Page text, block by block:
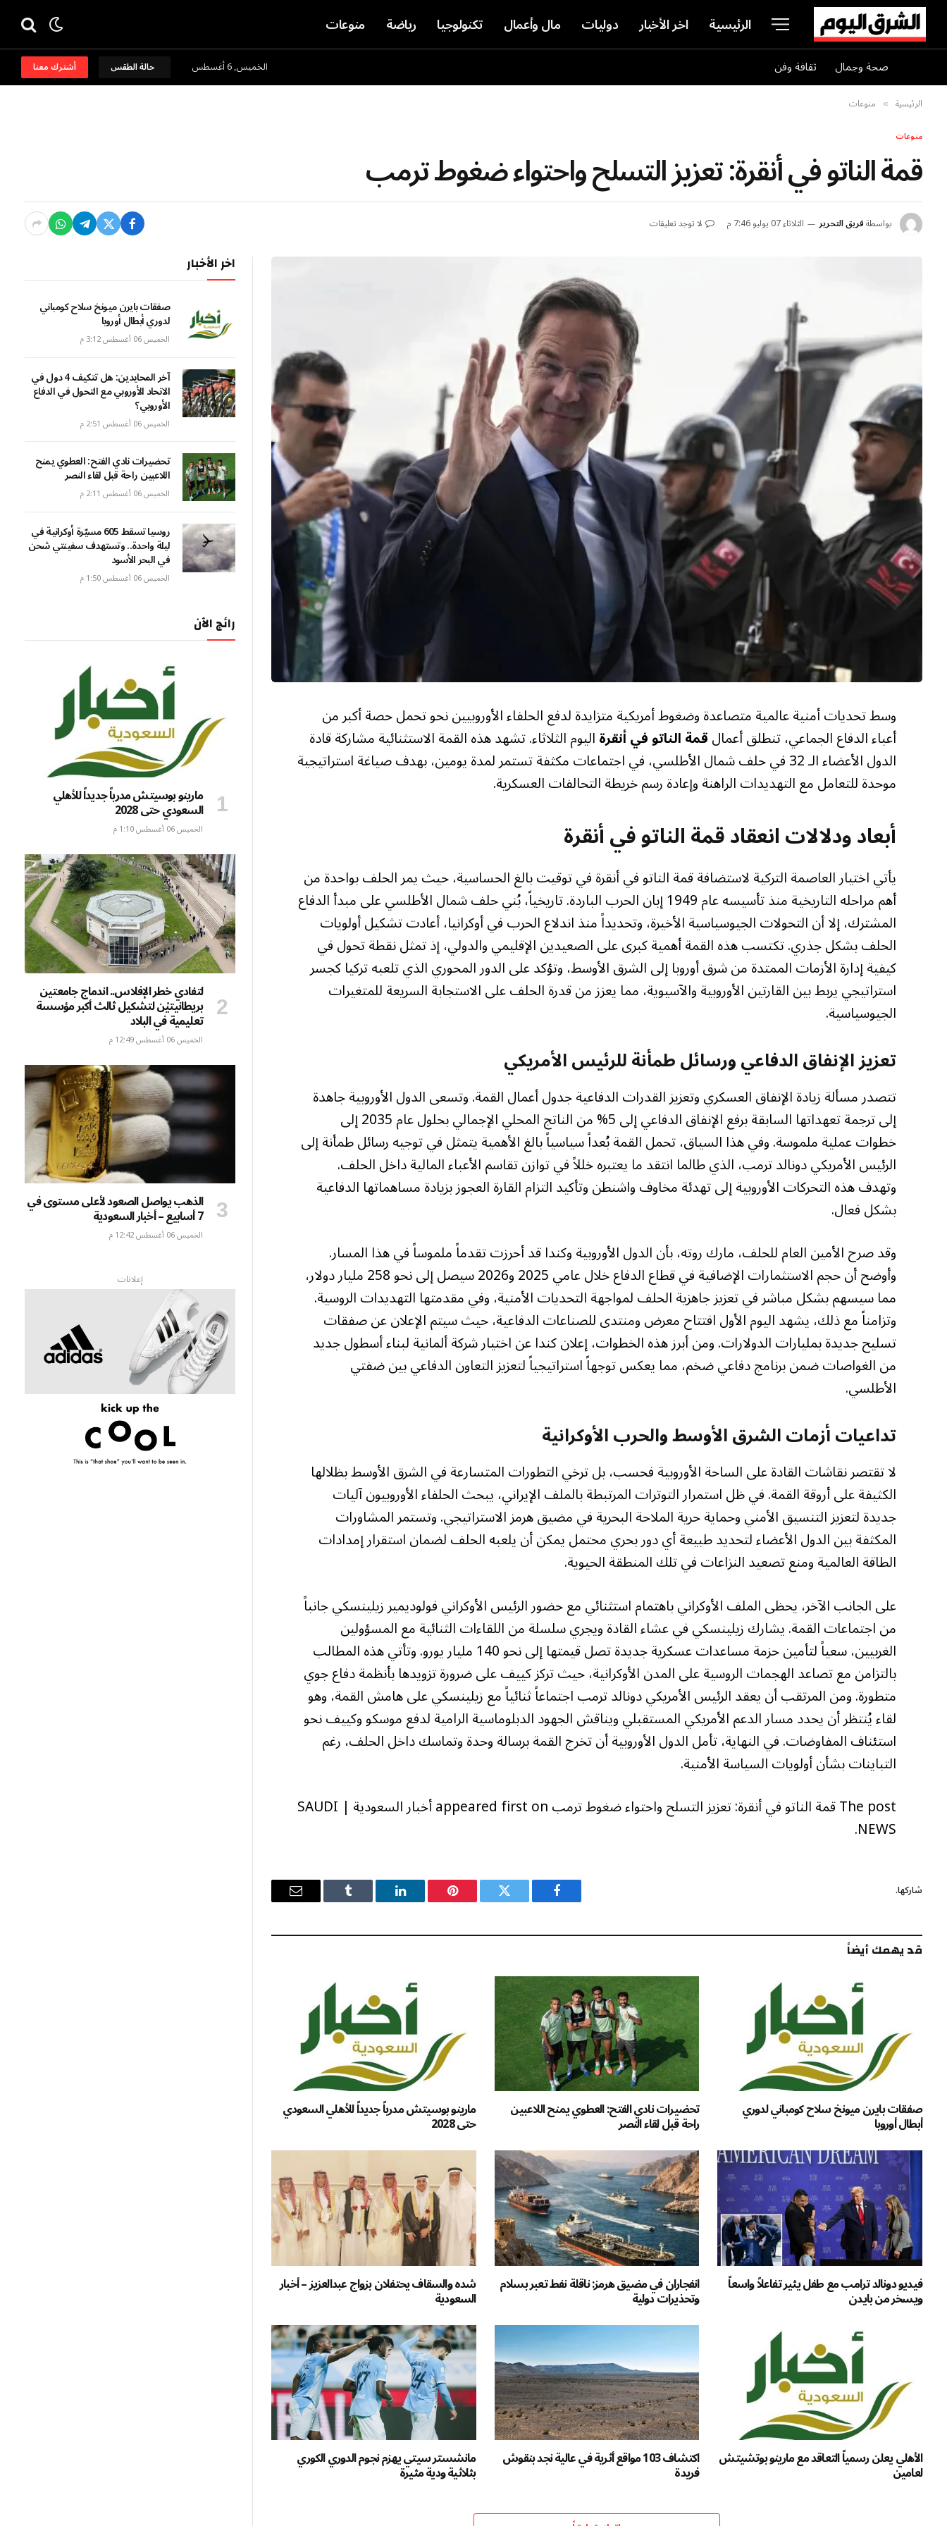
الرئيسية اخر الأخبار دوليات مال وأعمال تكنولوجيا رياضة منوعات
صحة وجمال ثقافة وفن الخميس, 6 أغسطس حالة الطقس أشترك معنا
الرئيسية » منوعات
منوعات
قمة الناتو في أنقرة: تعزيز التسلح واحتواء ضغوط ترمب
بواسطةفريق التحرير الثلاثاء 07 يوليو 7:46 م لا توجد تعليقات
وسط تحديات أمنية عالمية متصاعدة وضغوط أمريكية متزايدة لدفع الحلفاء الأوروبيين نحو تحمل حصة أكبر من
أعباء الدفاع الجماعي، تنطلق أعمالقمة الناتو في أنقرةاليوم الثلاثاء. تشهد هذه القمة الاستثنائية مشاركة قادة
الدول الأعضاء الـ 32 في حلف شمال الأطلسي، في اجتماعات مكثفة تستمر لمدة يومين، بهدف صياغة استراتيجية
موحدة للتعامل مع التهديدات الراهنة وإعادة رسم خريطة التحالفات العسكرية.
أبعاد ودلالات انعقاد قمة الناتو في أنقرة
يأتي اختيار العاصمة التركية لاستضافة قمة الناتو في أنقرة في توقيت بالغ الحساسية، حيث يمر الحلف بواحدة من
أهم مراحله التاريخية منذ تأسيسه عام 1949 إبان الحرب الباردة. تاريخياً، بُني حلف شمال الأطلسي على مبدأ الدفاع
المشترك، إلا أن التحولات الجيوسياسية الأخيرة، وتحديداً منذ اندلاع الحرب في أوكرانيا، أعادت تشكيل أولويات
الحلف بشكل جذري. تكتسب هذه القمة أهمية كبرى على الصعيدين الإقليمي والدولي، إذ تمثل نقطة تحول في
كيفية إدارة الأزمات الممتدة من شرق أوروبا إلى الشرق الأوسط، وتؤكد على الدور المحوري الذي تلعبه تركيا كجسر
استراتيجي يربط بين القارتين الأوروبية والآسيوية، مما يعزز من قدرة الحلف على الاستجابة السريعة للمتغيرات
الجيوسياسية.
تعزيز الإنفاق الدفاعي ورسائل طمأنة للرئيس الأمريكي
تتصدر مسألة زيادة الإنفاق العسكري وتعزيز القدرات الدفاعية جدول أعمال القمة. وتسعى الدول الأوروبية جاهدة
إلى ترجمة تعهداتها السابقة برفع الإنفاق الدفاعي إلى 5% من الناتج المحلي الإجمالي بحلول عام 2035 إلى
خطوات عملية ملموسة. وفي هذا السياق، تحمل القمة بُعداً سياسياً بالغ الأهمية يتمثل في توجيه رسائل طمأنة إلى
الرئيس الأمريكي دونالد ترمب، الذي طالما انتقد ما يعتبره خللاً في توازن تقاسم الأعباء المالية داخل الحلف.
وتهدف هذه التحركات الأوروبية إلى تهدئة مخاوف واشنطن وتأكيد التزام القارة العجوز بزيادة مساهماتها الدفاعية
بشكل فعال.
وقد صرح الأمين العام للحلف، مارك روته، بأن الدول الأوروبية وكندا قد أحرزت تقدماً ملموساً في هذا المسار.
وأوضح أن حجم الاستثمارات الإضافية في قطاع الدفاع خلال عامي 2025 و2026 سيصل إلى نحو 258 مليار دولار،
مما سيسهم بشكل مباشر في تعزيز جاهزية الحلف لمواجهة التحديات الأمنية، وفي مقدمتها التهديدات الروسية.
وتزامناً مع ذلك، يشهد اليوم الأول افتتاح معرض ومنتدى للصناعات الدفاعية، حيث سيتم الإعلان عن صفقات
تسليح جديدة بمليارات الدولارات. ومن أبرز هذه الخطوات، إعلان كندا عن اختيار شركة ألمانية لبناء أسطول جديد
من الغواصات ضمن برنامج دفاعي ضخم، مما يعكس توجهاً استراتيجياً لتعزيز التعاون الدفاعي بين ضفتي
الأطلسي.
تداعيات أزمات الشرق الأوسط والحرب الأوكرانية
لا تقتصر نقاشات القادة على الساحة الأوروبية فحسب، بل ترخي التطورات المتسارعة في الشرق الأوسط بظلالها
الكثيفة على أروقة القمة. في ظل استمرار التوترات المرتبطة بالملف الإيراني، يبحث الحلفاء الأوروبيون آليات
جديدة لتعزيز التنسيق الأمني وحماية حرية الملاحة البحرية في مضيق هرمز الاستراتيجي. وتستمر المشاورات
المكثفة بين الدول الأعضاء لتحديد طبيعة أي دور بحري محتمل يمكن أن يلعبه الحلف لضمان استقرار إمدادات
الطاقة العالمية ومنع تصعيد النزاعات في تلك المنطقة الحيوية.
على الجانب الآخر، يحظى الملف الأوكراني باهتمام استثنائي مع حضور الرئيس الأوكراني فولوديمير زيلينسكي جانباً
من اجتماعات القمة. يشارك زيلينسكي في عشاء القادة ويجري سلسلة من اللقاءات الثنائية مع المسؤولين
الغربيين، سعياً لتأمين حزمة مساعدات عسكرية جديدة تصل قيمتها إلى نحو 140 مليار يورو. وتأتي هذه المطالب
بالتزامن مع تصاعد الهجمات الروسية على المدن الأوكرانية، حيث تركز كييف على ضرورة تزويدها بأنظمة دفاع جوي
متطورة. ومن المرتقب أن يعقد الرئيس الأمريكي دونالد ترمب اجتماعاً ثنائياً مع زيلينسكي على هامش القمة، وهو
لقاء يُنتظر أن يحدد مسار الدعم الأمريكي المستقبلي ويناقش الجهود الدبلوماسية الرامية لدفع موسكو وكييف نحو
استئناف المفاوضات. في النهاية، تأمل الدول الأوروبية أن تخرج القمة برسالة وحدة وتماسك داخل الحلف، رغم
التباينات بشأن أولويات السياسة الأمنية.
The post قمة الناتو في أنقرة: تعزيز التسلح واحتواء ضغوط ترمب appeared first on أخبار السعودية | SAUDI
NEWS.
شاركها.
فيسبوك تويتر بينتيريستلينكدإن Tumblr
البريد
قد يهمك أيضاً
صفقات بايرن ميونخ سلاح كومباني لدوري
أبطال أوروبا
تحضيرات نادي الفتح: العطوي يمنح اللاعبين
راحة قبل لقاء النصر
مارينو بوسيتش مدرباً جديداً للأهلي السعودي
حتى 2028
فيديو دونالد ترامب مع طفل يثير تفاعلاً واسعاً
ويسخر من بايدن
انفجاران في مضيق هرمز: ناقلة نفط تعبر بسلام
وتحذيرات دولية
شده والسقاف يحتفلان بزواج عبدالعزيز – أخبار
السعودية
الأهلي يعلن رسمياً التعاقد مع مارينو بوتشيتش
لعامين
اكتشاف 103 مواقع أثرية في عالية نجد بنقوش
فريدة
مانشستر سيتي يهزم نجوم الدوري الكوري
بثلاثية ودية مثيرة
اخر الأخبار
صفقات بايرن ميونخ سلاح كومباني
لدوري أبطال أوروبا
الخميس 06 أغسطس 3:12 م
آخر المحايدين: هل تتكيف 4 دول في
الاتحاد الأوروبي مع التحول في الدفاع
الأوروبي؟
الخميس 06 أغسطس 2:51 م
تحضيرات نادي الفتح: العطوي يمنح
اللاعبين راحة قبل لقاء النصر
الخميس 06 أغسطس 2:11 م
روسيا تسقط 605 مسيّرة أوكرانية في
ليلة واحدة.. وتستهدف سفينتي شحن
في البحر الأسود
الخميس 06 أغسطس 1:50 م
رائج الآن
مارينو بوسيتش مدرباً جديداً للأهلي
السعودي حتى 2028
الخميس 06 أغسطس 1:10 م
لتفادي خطر الإفلاس.. اندماج جامعتين
بريطانيتيْن لتشكيل ثالث أكبر مؤسسة
تعليمية في البلاد
الخميس 06 أغسطس 12:49 م
الذهب يواصل الصعود لأعلى مستوى في
7 أسابيع – أخبار السعودية
الخميس 06 أغسطس 12:42 م
إعلانات